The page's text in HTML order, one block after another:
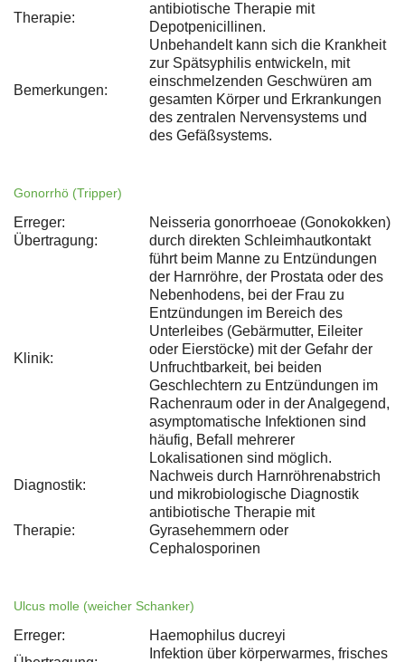
Therapie:
antibiotische Therapie mit
Depotpenicillinen.
Bemerkungen:
Unbehandelt kann sich die Krankheit
zur Spätsyphilis entwickeln, mit
einschmelzenden Geschwüren am
gesamten Körper und Erkrankungen
des zentralen Nervensystems und
des Gefäßsystems.
Gonorrhö (Tripper)
Erreger:
Neisseria gonorrhoeae (Gonokokken)
Übertragung:
durch direkten Schleimhautkontakt
Klinik:
führt beim Manne zu Entzündungen
der Harnröhre, der Prostata oder des
Nebenhodens, bei der Frau zu
Entzündungen im Bereich des
Unterleibes (Gebärmutter, Eileiter
oder Eierstöcke) mit der Gefahr der
Unfruchtbarkeit, bei beiden
Geschlechtern zu Entzündungen im
Rachenraum oder in der Analgegend,
asymptomatische Infektionen sind
häufig, Befall mehrerer
Lokalisationen sind möglich.
Diagnostik:
Nachweis durch Harnröhrenabstrich
und mikrobiologische Diagnostik
Therapie:
antibiotische Therapie mit
Gyrasehemmern oder
Cephalosporinen
Ulcus molle (weicher Schanker)
Erreger:
Haemophilus ducreyi
Infektion über körperwarmes, frisches